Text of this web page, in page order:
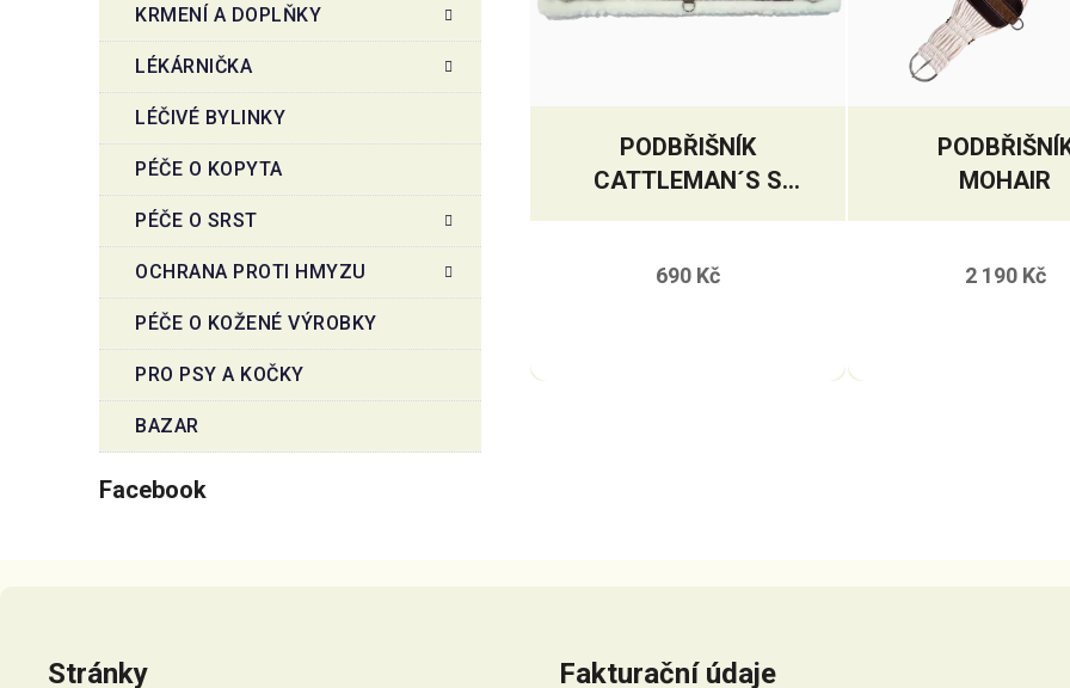
KRMENÍ A DOPLŇKY
LÉKÁRNIČKA
LÉČIVÉ BYLINKY
PÉČE O KOPYTA
PÉČE O SRST
OCHRANA PROTI HMYZU
PÉČE O KOŽENÉ VÝROBKY
PRO PSY A KOČKY
BAZAR
Facebook
PODBŘIŠNÍK
CATTLEMAN´S S
BERÁNKEM
690 Kč
MOHAIR
2 190 Kč
Stránky Fakturační údaje